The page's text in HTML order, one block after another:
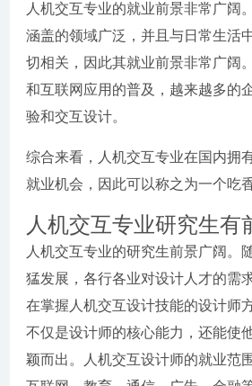
人机交互专业的就业前景非常广阔
涵盖的领域广泛，并且与日常生活
切相关，因此其就业前景非常广阔
和互联网应用的普及，越来越多的
验和交互设计。
综合来看，人机交互专业在国内拥
就业机会，因此可以称之为一个吃
人机交互专业研究生有
人机交互专业的研究生前景广阔。
猛发展，各行各业对设计人才的需
在掌握人机交互设计技能的设计师
不仅是设计师的核心能力，还能使
颖而出。人机交互设计师的就业范